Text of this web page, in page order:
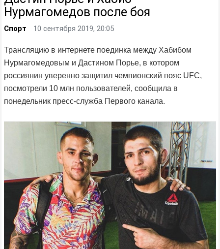
Нурмагомедов после боя
Спорт 10 сентября 2019, 20:05
Трансляцию в интернете поединка между Хабибом
Нурмагомедовым и Дастином Порье, в котором
россиянин уверенно защитил чемпионский пояс UFC,
посмотрели 10 млн пользователей, сообщила в
понедельник пресс-служба Первого канала.